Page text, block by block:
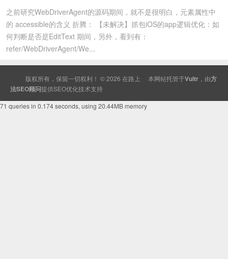
之前研究WebDriverAgent的源码期间，就不是很明白，元素属性中
的 accessible的含义 折腾： 【未解决】抓包iOS的app逻辑优化：如
何判断是否是EditText 期间，另外，看到有：
refer/WebDriverAgent/We...
版权所有，保留一切权利！ © 2026 在路上 本网站托管于Vultr ，由方
法SEO顾问提供SEO优化技术支持
71 queries in 0.174 seconds, using 20.44MB memory